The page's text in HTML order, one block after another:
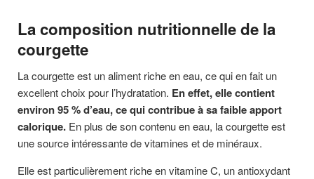
La composition nutritionnelle de la
courgette
La courgette est un aliment riche en eau, ce qui en fait un
excellent choix pour l’hydratation. En effet, elle contient
environ 95 % d’eau, ce qui contribue à sa faible apport
calorique. En plus de son contenu en eau, la courgette est
une source intéressante de vitamines et de minéraux.
Elle est particulièrement riche en vitamine C, un antioxydant